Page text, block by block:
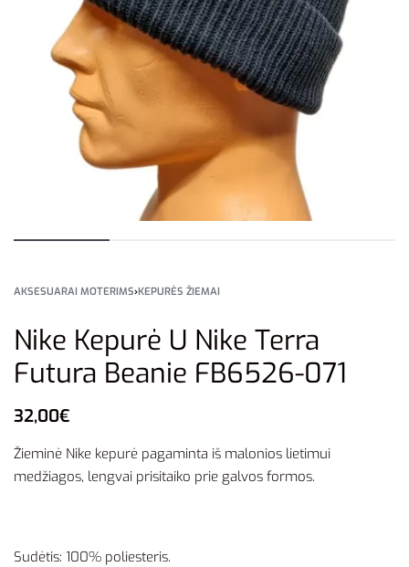
AKSESUARAI MOTERIMS›KEPURĖS ŽIEMAI
Nike Kepurė U Nike Terra
Futura Beanie FB6526-071
32,00€
Žieminė Nike kepurė pagaminta iš malonios lietimui
medžiagos, lengvai prisitaiko prie galvos formos.
Sudėtis: 100% poliesteris.